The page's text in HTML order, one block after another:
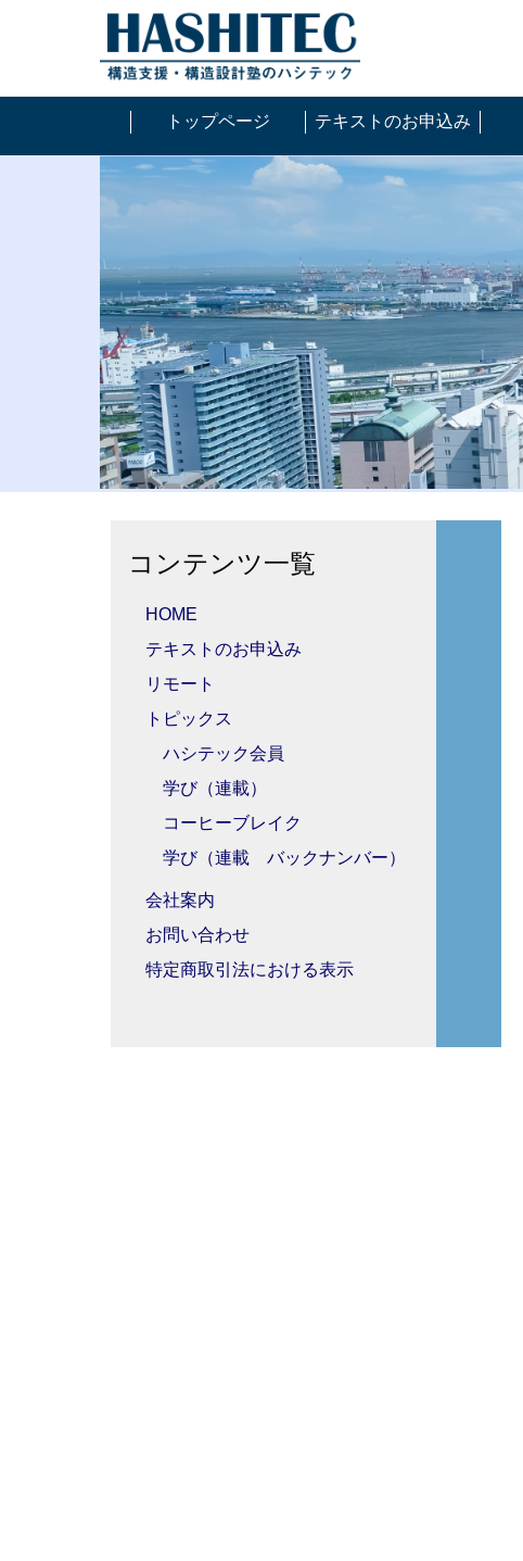
トップページ テキストのお申込み
コンテンツ一覧
HOME
テキストのお申込み
リモート
トピックス
ハシテック会員
学び（連載）
コーヒーブレイク
学び（連載 バックナンバー）
会社案内
お問い合わせ
特定商取引法における表示